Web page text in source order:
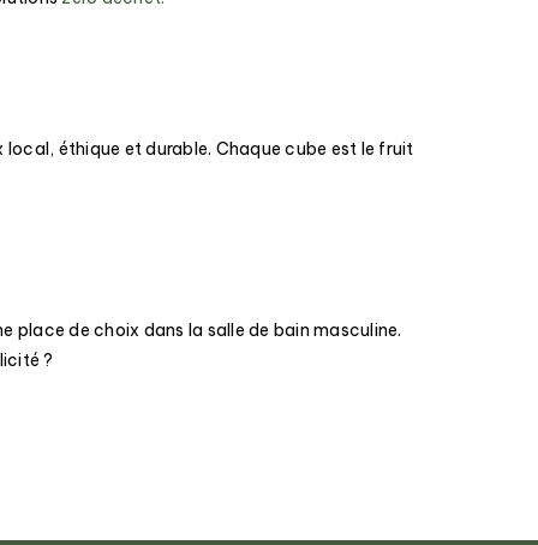
local, éthique et durable. Chaque cube est le fruit
place de choix dans la salle de bain masculine.
?